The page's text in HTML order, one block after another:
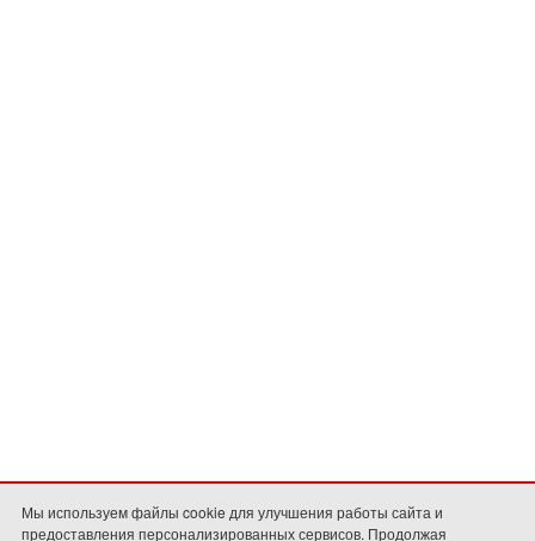
Мы используем файлы cookie для улучшения работы сайта и
предоставления персонализированных сервисов. Продолжая